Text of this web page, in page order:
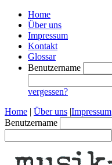
Home
Über uns
Impressum
Kontakt
Glossar
Benutzername
vergessen?
Home | Über uns |Impressum
Benutzername